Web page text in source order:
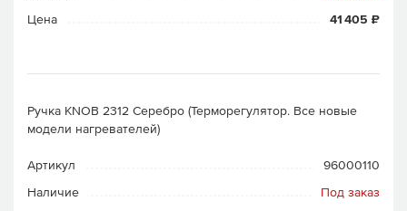
Цена
41 405 ₽
Ручка KNOB 2312 Серебро (Терморегулятор. Все новые
модели нагревателей)
Артикул
96000110
Наличие
Под заказ